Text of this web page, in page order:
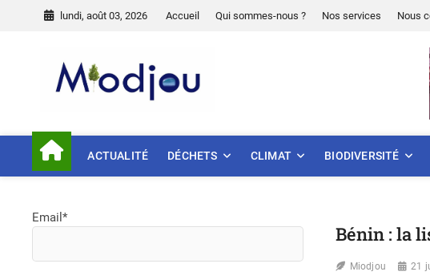
lundi, août 03, 2026 Accueil Qui sommes-nous ? Nos services Nous
ACTUALITÉ DÉCHETS CLIMAT BIODIVERSITÉ
Bénin : la
Miodjou 21
Email*